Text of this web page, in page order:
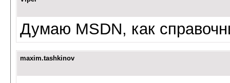
Думаю MSDN, как
maxim.tashkinov